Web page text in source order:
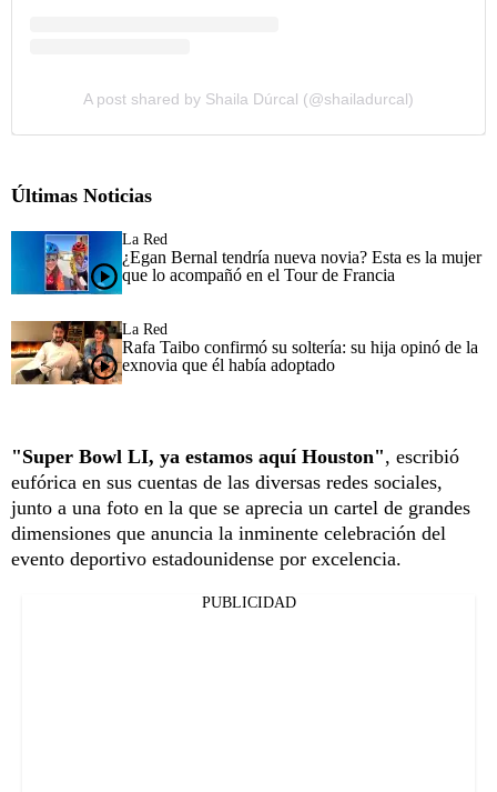
A post shared by Shaila Dúrcal (@shailadurcal)
Últimas Noticias
La Red
¿Egan Bernal tendría nueva novia? Esta es la mujer
que lo acompañó en el Tour de Francia
La Red
Rafa Taibo confirmó su soltería: su hija opinó de la
exnovia que él había adoptado
"Super Bowl LI, ya estamos aquí Houston", escribió
eufórica en sus cuentas de las diversas redes sociales,
junto a una foto en la que se aprecia un cartel de grandes
dimensiones que anuncia la inminente celebración del
evento deportivo estadounidense por excelencia.
PUBLICIDAD